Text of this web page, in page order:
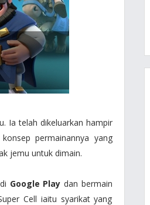
Ia telah dikeluarkan hampir
permainannya yang
jemu untuk dimain.
Google Play dan bermain
Cell iaitu syarikat yang